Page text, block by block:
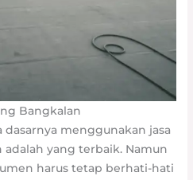
Bangkalan
menggunakan jasa
yang terbaik. Namun
harus tetap berhati-hati